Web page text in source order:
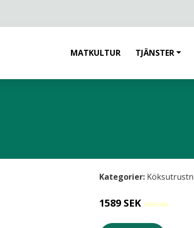
MATKULTUR TJÄNSTER
Kategorier:
1589 SEK 2189 SEK